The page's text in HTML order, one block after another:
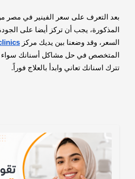
بعد التعرف على سعر الفينير في مصر
المذكورة، يجب أن تركز أيضا على
السعر، وقد وضعنا بين يديك مركز
المتخصص في حل مشاكل أسنانك سواء
تترك اسنانك تعاني وابدأ بالعلاج فوراً.